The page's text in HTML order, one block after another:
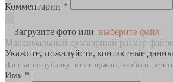
Комментарии *
Загрузите фото или выберите файл
Максимальный суммарный размер
Укажите, пожалуйста, контактные
Данные не публикуются и нужны, чтобы
Имя *